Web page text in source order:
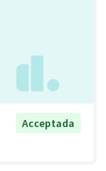
Acceptada